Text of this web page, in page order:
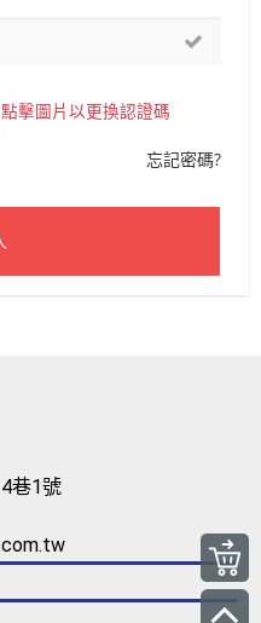
點擊圖片以更換認證碼
忘記密碼?
巷1號